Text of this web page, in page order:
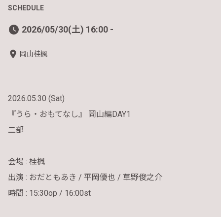
SCHEDULE
2026/05/30(土) 16:00 -
岡山桂楓
2026.05.30 (Sat)
『うら・おもてなし』 岡山編DAY1
二部
会場 : 桂楓
出演 : おだともあき / 平岡優也 / 草野俊之介
時間 : 15:30op / 16:00st